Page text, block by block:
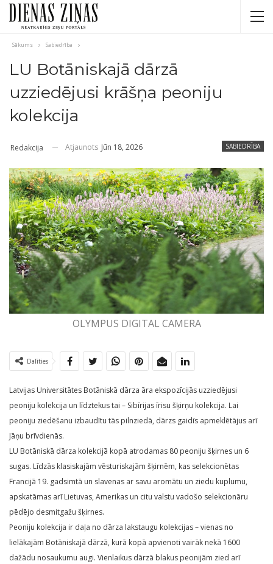
Sākums Sabiedrība
LU Botāniskajā dārzā
uzziedējusi krāšņa peoniju
kolekcija
SABIEDRĪBA
Redakcija Atjaunots Jūn 18, 2026
OLYMPUS DIGITAL CAMERA
Dalīties
Latvijas Universitātes Botāniskā dārza āra ekspozīcijās uzziedējusi
peoniju kolekcija un līdztekus tai – Sibīrijas īrisu šķirņu kolekcija. Lai
peoniju ziedēšanu izbaudītu tās pilnziedā, dārzs gaidīs apmeklētājus arī
Jāņu brīvdienās.
LU Botāniskā dārza kolekcijā kopā atrodamas 80 peoniju šķirnes un 6
sugas. Līdzās klasiskajām vēsturiskajām šķirnēm, kas selekcionētas
Francijā 19. gadsimtā un slavenas ar savu aromātu un ziedu kuplumu,
apskatāmas arī Lietuvas, Amerikas un citu valstu vadošo selekcionāru
pēdējo desmitgažu šķirnes.
Peoniju kolekcija ir daļa no dārza lakstaugu kolekcijas – vienas no
lielākajām Botāniskajā dārzā, kurā kopā apvienoti vairāk nekā 1600
dažādu nosaukumu augi. Vienlaikus dārzā blakus peonijām zied arī